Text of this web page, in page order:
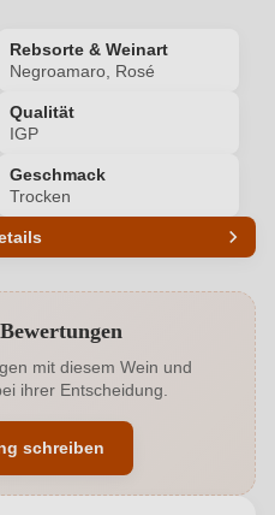
Rebsorte & Weinart
Negroamaro, Rosé
Qualität
IGP
Geschmack
Trocken
12,5 %
Enthält Sulfite
Edelstahltank
mit diesem Wein und
ihrer Entscheidung.
schreiben